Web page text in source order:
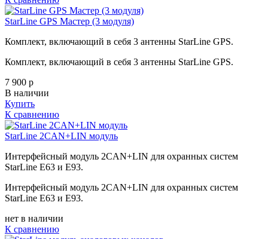
StarLine GPS Мастер (3 модуля)
Комплект, включающий в себя 3 антенны StarLine GPS.
Комплект, включающий в себя 3 антенны StarLine GPS.
7 900 p
В наличии
Купить
К сравнению
StarLine 2CAN+LIN модуль
Интерфейсный модуль 2CAN+LIN для охранных систем
StarLine E63 и E93.
Интерфейсный модуль 2CAN+LIN для охранных систем
StarLine E63 и E93.
нет в наличии
К сравнению